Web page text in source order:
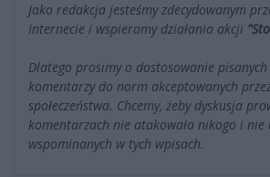
Jako redakcja jesteśmy zdecydowanym
Internecie i wspieramy działania akcji
Dlatego prosimy o dostosowanie
komentarzy do norm akceptowanych
społeczeństwa. Chcemy, żeby dyskusja
komentarzach nie atakowała nikogo i nie
wspominanych w tych wpisach.